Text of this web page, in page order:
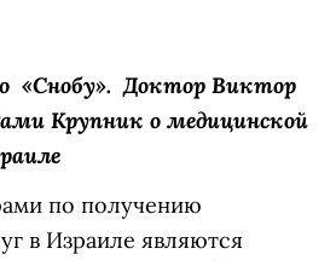
«Снобу». Доктор Виктор
Крупник о медицинской
по получению
в Израиле являются